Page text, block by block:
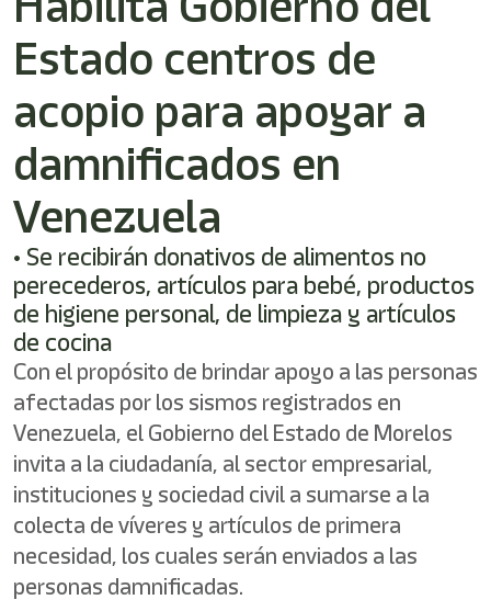
Estado centros de
acopio para apoyar a
damnificados en
Venezuela
• Se recibirán donativos de alimentos no
perecederos, artículos para bebé, productos
de higiene personal, de limpieza y artículos
de cocina
Con el propósito de brindar apoyo a las personas
afectadas por los sismos registrados en
Venezuela, el Gobierno del Estado de Morelos
invita a la ciudadanía, al sector empresarial,
instituciones y sociedad civil a sumarse a la
colecta de víveres y artículos de primera
necesidad, los cuales serán enviados a las
personas damnificadas.